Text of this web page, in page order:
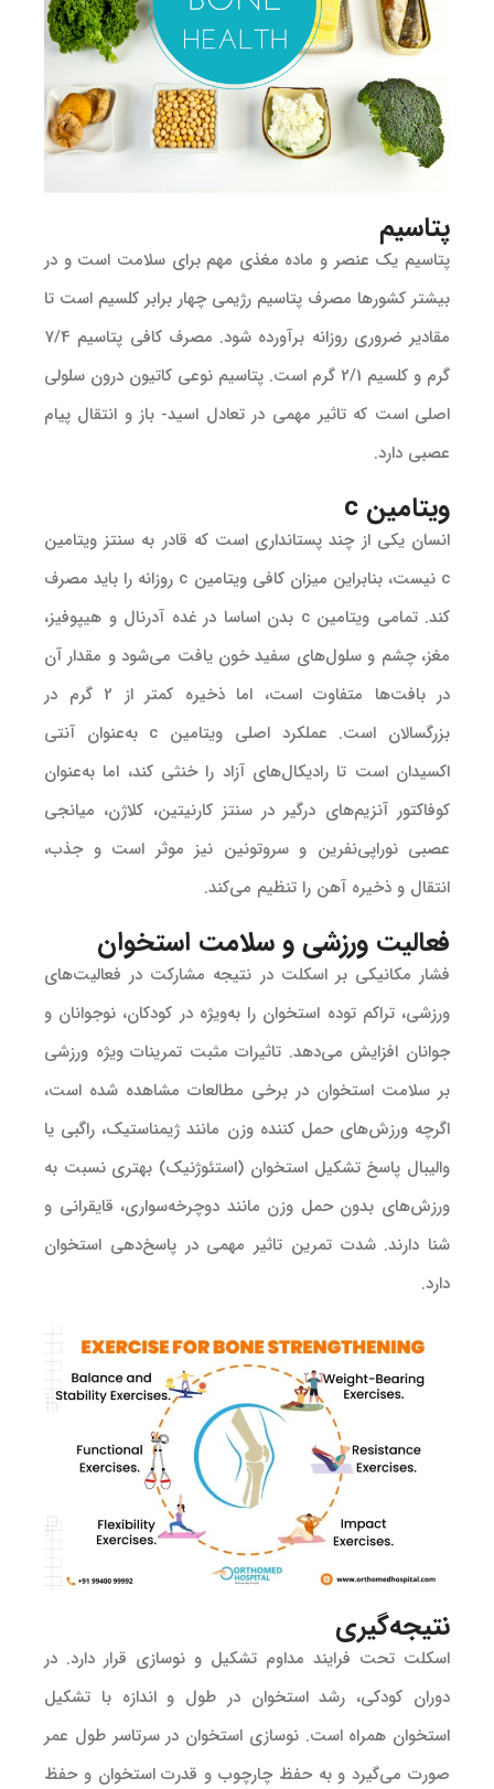
پتاسیم
پتاسیم یک عنصر و ماده مغذی مهم برای سلامت است و در
بیشتر کشورها مصرف پتاسیم رژیمی چهار برابر کلسیم است تا
مقادیر ضروری روزانه برآورده شود. مصرف کافی پتاسیم 7/4
گرم و کلسیم 2/1 گرم است. پتاسیم نوعی کاتیون درون سلولی
اصلی است که تاثیر مهمی در تعادل اسید- باز و انتقال پیام
عصبی دارد.
ویتامین c
انسان یکی از چند پستانداری است که قادر به سنتز ویتامین
c نیست، بنابراین میزان کافی ویتامین c روزانه را باید مصرف
کند. تمامی ویتامین c بدن اساسا در غده آدرنال و هیپوفیز،
مغز، چشم و سلول‌های سفید خون یافت می‌شود و مقدار آن
در بافت‌ها متفاوت است، اما ذخیره کمتر از 2 گرم در
بزرگسالان است. عملکرد اصلی ویتامین c به‌عنوان آنتی
اکسیدان است تا رادیکال‌های آزاد را خنثی کند، اما به‌عنوان
کوفاکتور آنزیم‌های درگیر در سنتز کارنیتین، کلاژن، میانجی
عصبی نوراپی‌نفرین و سروتونین نیز موثر است و جذب،
انتقال و ذخیره آهن را تنظیم می‌کند.
فعالیت ورزشی و سلامت استخوان
فشار مکانیکی بر اسکلت در نتیجه مشارکت در فعالیت‌های
ورزشی، تراکم توده استخوان را به‌ویژه در کودکان، نوجوانان و
جوانان افزایش می‌دهد. تاثیرات مثبت تمرینات ویژه ورزشی
بر سلامت استخوان در برخی مطالعات مشاهده شده است،
اگرچه ورزش‌های حمل کننده وزن مانند ژیمناستیک، راگبی یا
والیبال پاسخ تشکیل استخوان (استئوژنیک) بهتری نسبت به
ورزش‌های بدون حمل وزن مانند دوچرخه‌سواری، قایقرانی و
شنا دارند. شدت تمرین تاثیر مهمی در پاسخ‌دهی استخوان
دارد.
نتیجه‌گیری
اسکلت تحت فرایند مداوم تشکیل و نوسازی قرار دارد. در
دوران کودکی، رشد استخوان در طول و اندازه با تشکیل
استخوان همراه است. نوسازی استخوان در سرتاسر طول عمر
صورت می‌گیرد و به حفظ چارچوب و قدرت استخوان و حفظ